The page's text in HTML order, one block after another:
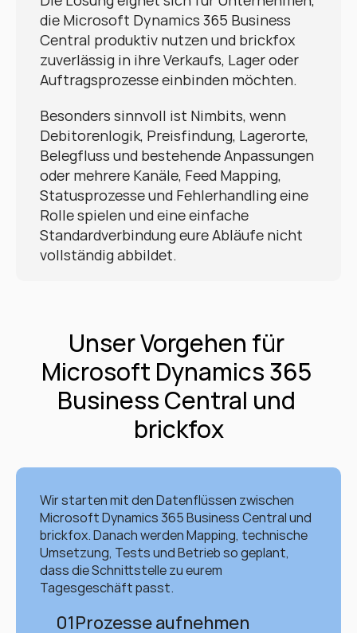
die Microsoft Dynamics 365 Business
Central produktiv nutzen und brickfox
zuverlässig in ihre Verkaufs, Lager oder
Auftragsprozesse einbinden möchten.
Besonders sinnvoll ist Nimbits, wenn
Debitorenlogik, Preisfindung, Lagerorte,
Belegfluss und bestehende Anpassungen
oder mehrere Kanäle, Feed Mapping,
Statusprozesse und Fehlerhandling eine
Rolle spielen und eine einfache
Standardverbindung eure Abläufe nicht
vollständig abbildet.
Unser Vorgehen für
Microsoft Dynamics 365
Business Central und
brickfox
Wir starten mit den Datenflüssen zwischen
Microsoft Dynamics 365 Business Central und
brickfox. Danach werden Mapping, technische
Umsetzung, Tests und Betrieb so geplant,
dass die Schnittstelle zu eurem
Tagesgeschäft passt.
01Prozesse aufnehmen